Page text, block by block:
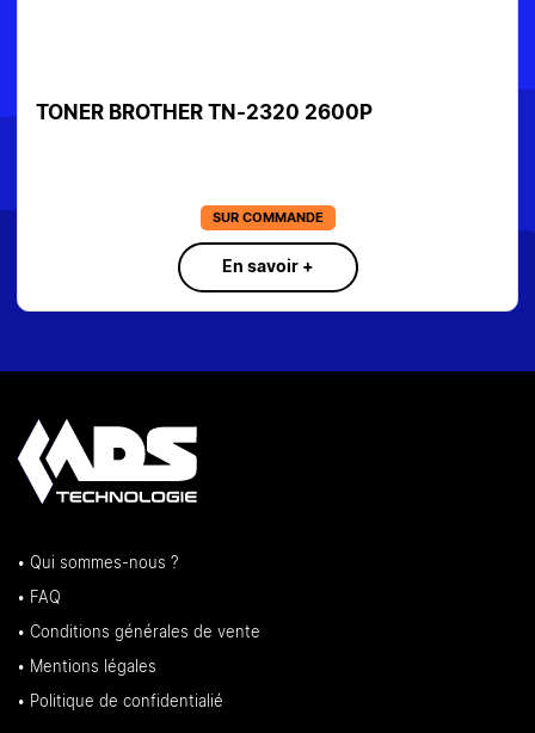
TONER HP 203A CF540A NOIR 1400 PAGES
EN STOCK
En savoir +
• Qui sommes-nous ?
• FAQ
• Conditions générales de vente
• Mentions légales
• Politique de confidentialié